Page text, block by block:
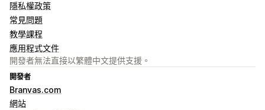
隱私權政策
常見問題
教學課程
應用程式文件
開發者無法直接以繁體中文提供支援。
開發者
Branvas.com
網站